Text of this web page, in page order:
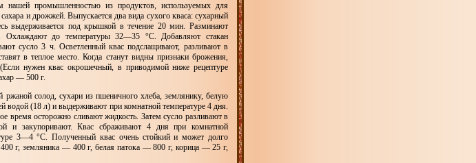
нашей промышленностью из продуктов, используемых для
и дрожжей. Выпускается два вида сухого кваса: сухарный
выдерживается под крышкой в течение 20 мин. Разминают
до температуры 32—35 °С. Добавляют стакан
сусло 3 ч. Осветленный квас подслащивают, разливают в
в теплое место. Когда станут видны признаки брожения,
нужен квас окрошечный, в приводимой ниже рецептуре
— 500 г.
ржаной солод, сухари из пшеничного хлеба, землянику, белую
водой (18 л) и выдерживают при комнатной температуре 4 дня.
время осторожно сливают жидкость. Затем сусло разливают в
и закупоривают. Квас сбраживают 4 дня при комнатной
3—4 °С. Полученный квас очень стойкий и может долго
г, земляника — 400 г, белая патока — 800 г, корица — 25 г,